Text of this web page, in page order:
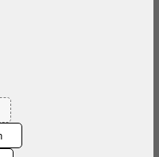
nicht verfügbar.)